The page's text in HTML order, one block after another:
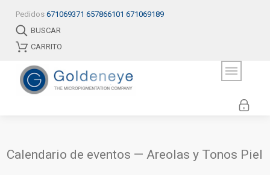
Pedidos 671069371 657866101 671069189
BUSCAR
CARRITO
Calendario de eventos — Areolas y Tonos Piel